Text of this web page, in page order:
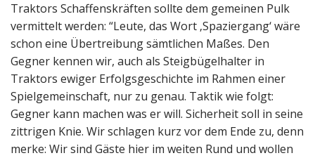
Traktors Schaffenskräften sollte dem gemeinen Pulk
vermittelt werden: “Leute, das Wort ‚Spaziergang‘ wäre
schon eine Übertreibung sämtlichen Maßes. Den
Gegner kennen wir, auch als Steigbügelhalter in
Traktors ewiger Erfolgsgeschichte im Rahmen einer
Spielgemeinschaft, nur zu genau. Taktik wie folgt:
Gegner kann machen was er will. Sicherheit soll in seine
zittrigen Knie. Wir schlagen kurz vor dem Ende zu, denn
merke: Wir sind Gäste hier im weiten Rund und wollen